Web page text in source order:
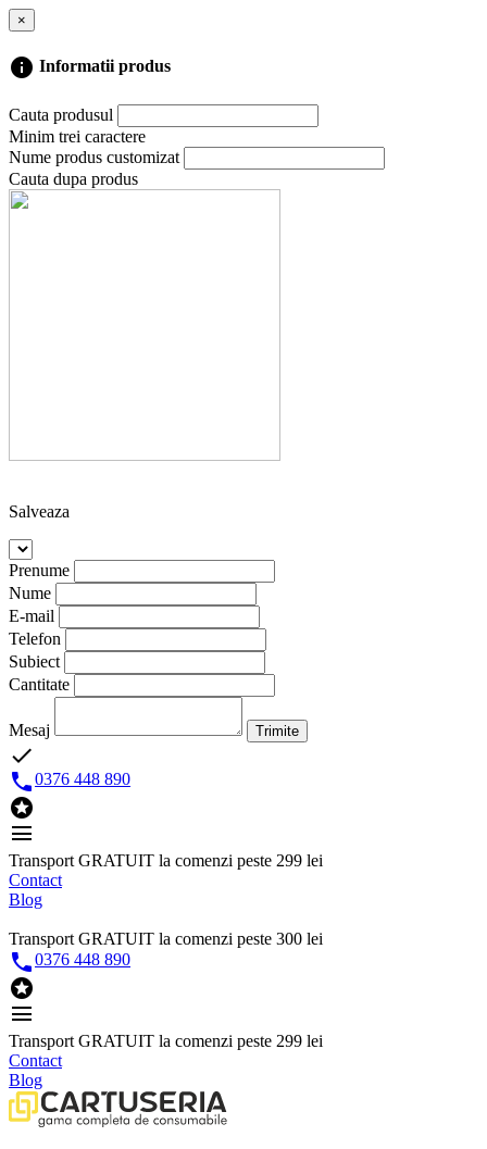
×
info Informatii produs
Cauta produsul
Minim trei caractere
Nume produs customizat
Cauta dupa produs
Salveaza
Prenume
Nume
E-mail
Telefon
Subiect
Cantitate
Mesaj Trimite
done
0376 448 890

menu
Transport GRATUIT la comenzi peste 299 lei
Contact
Blog
Transport GRATUIT la comenzi peste 300 lei
0376 448 890

menu
Transport GRATUIT la comenzi peste 299 lei
Contact
Blog